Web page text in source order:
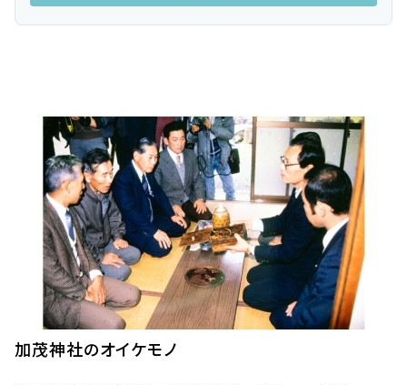
加茂神社のオイケモノ